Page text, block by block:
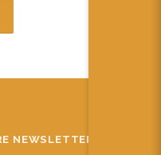
NEWSLETTER